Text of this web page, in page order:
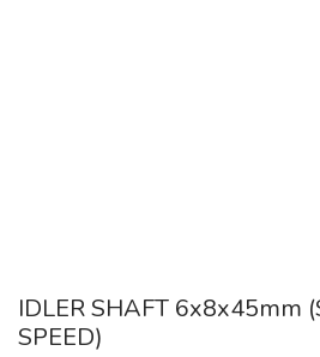
IDLER SHAFT 6x8x45mm
SPEED)